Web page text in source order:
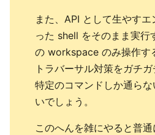
また、API として生やす
った shell をそのまま実行
の workspace のみ操作す
トラバーサル対策をガチ
特定のコマンドしか通ら
いでしょう。
このへんを雑にやると普